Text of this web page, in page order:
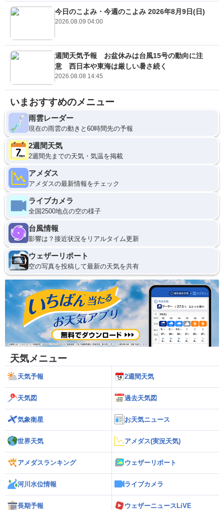
今日のこよみ・今週のこよみ 2026年8月9日(日)
2026.08.09 04:00
週間天気予報 お盆休みは台風15号の動向に注
意 西日本や東海は厳しい暑さ続く
2026.08.08 14:45
いまおすすめのメニュー
雨雲レーダー
現在の雨雲の動きと60時間先の予報
2週間天気
2週間先までの天気・気温を掲載
アメダス
アメダスの最新情報をチェック
ライブカメラ
全国2500地点の空の様子
台風情報
影響は？接近状況をリアルタイム更新
ウェザーリポート
空の写真を投稿して最新の天気を共有
天気メニュー
天気予報 2週間天気
天気図 過去天気図
気象衛星 お天気ニュース
世界天気 アメダス(実況天気)
アメダスランキング ウェザーリポート
河川水位情報 ライブカメラ
長期予報 ウェザーニュースLiVE